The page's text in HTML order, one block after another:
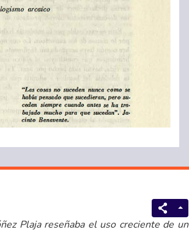
Plaja reseñaba el uso creciente de un